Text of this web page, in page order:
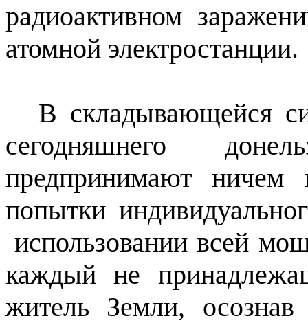
радиоактивном
атомной электростанции.
В складывающейся
сегодняшнего
предпринимают ничем
попытки
использовании всей
каждый не
житель Земли, осознав